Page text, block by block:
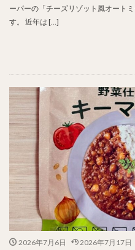
ーパーの「チーズリゾット風オート
す。 近年は […]
2026年7月6日 2026年7月17日